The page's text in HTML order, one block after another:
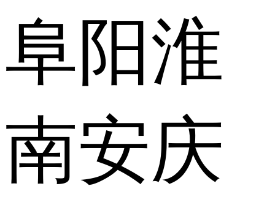
阜阳淮
南安庆